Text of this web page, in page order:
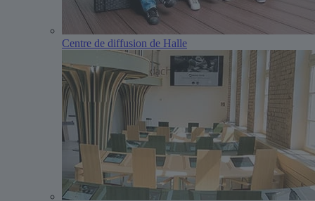
Centre de diffusion de Halle